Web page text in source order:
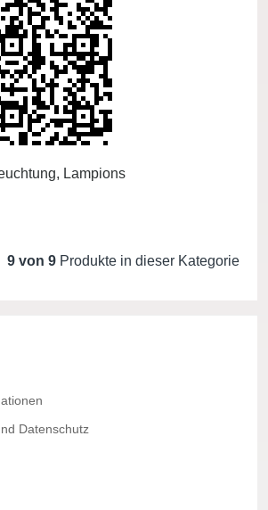
Lampions
9 von 9 Produkte in dieser Kategorie
Datenschutz